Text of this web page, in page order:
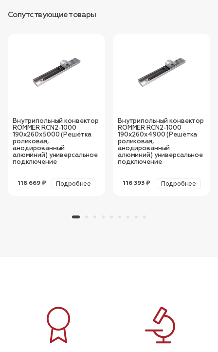
Сопутствующие товары
Внутрипольный конвектор
ROMMER RCN2-1000
190х260х5000 (Решётка
роликовая,
анодированный
алюминий) универсальное
подключение
118 669 ₽ Подробнее
Внутрипольный конвектор
ROMMER RCN2-1000
190х260х4900 (Решётка
роликовая,
анодированный
алюминий) универсальное
подключение
116 393 ₽ Подробнее